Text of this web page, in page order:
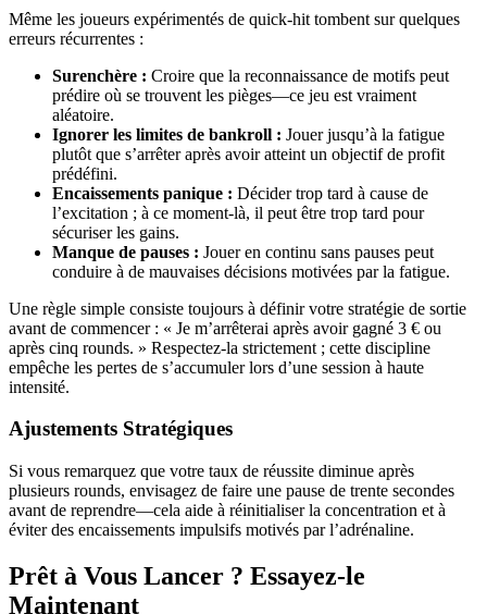
Même les joueurs expérimentés de quick‑hit tombent sur quelques
erreurs récurrentes :
Surenchère : Croire que la reconnaissance de motifs peut
prédire où se trouvent les pièges—ce jeu est vraiment
aléatoire.
Ignorer les limites de bankroll : Jouer jusqu’à la fatigue
plutôt que s’arrêter après avoir atteint un objectif de profit
prédéfini.
Encaissements panique : Décider trop tard à cause de
l’excitation ; à ce moment-là, il peut être trop tard pour
sécuriser les gains.
Manque de pauses : Jouer en continu sans pauses peut
conduire à de mauvaises décisions motivées par la fatigue.
Une règle simple consiste toujours à définir votre stratégie de sortie
avant de commencer : « Je m’arrêterai après avoir gagné 3 € ou
après cinq rounds. » Respectez-la strictement ; cette discipline
empêche les pertes de s’accumuler lors d’une session à haute
intensité.
Ajustements Stratégiques
Si vous remarquez que votre taux de réussite diminue après
plusieurs rounds, envisagez de faire une pause de trente secondes
avant de reprendre—cela aide à réinitialiser la concentration et à
éviter des encaissements impulsifs motivés par l’adrénaline.
Prêt à Vous Lancer ? Essayez-le
Maintenant